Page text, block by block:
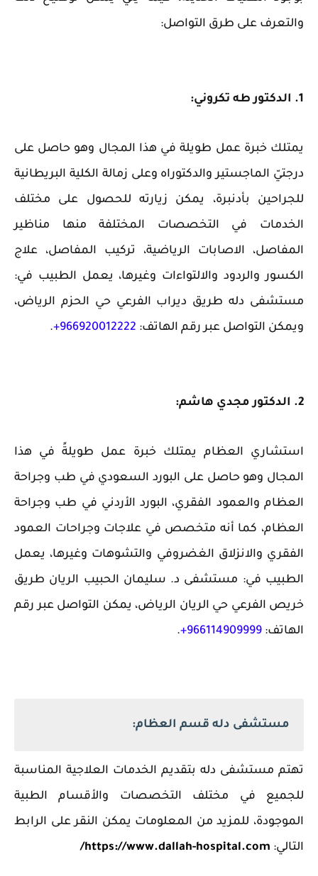
والتعرف على طرق التواصل:
1. الدكتور طه تكروني:
يمتلك خبرة عمل طويلة في هذا المجال وهو حاصل على
درجتيّ الماجستير والدكتوراه وعلى زمالة الكلية البريطانية
للجراحين بأدنبرة، يمكن زيارته للحصول على مختلف
الخدمات في التخصصات المختلفة منها مناظير
المفاصل، الاصابات الرياضية، تركيب المفاصل، علاج
الكسور والردود والالتواءات وغيرها، يعمل الطبيب في:
مستشفى دله طريق ديراب الفرعي حي الحزم الرياض،
ويمكن التواصل عبر رقم الهاتف: 966920012222+
.
2. الدكتور مجدي هاشم:
استشاري العظام يمتلك خبرة عمل طويلةً في هذا
المجال وهو حاصل على البورد السعودي في طب وجراحة
العظام والعمود الفقري، البورد الأردني في طب وجراحة
العظام، كما أنه متخصص في علاجات وجراحات العمود
الفقري والانزلاق الغضروفي والتشوهات وغيرها، يعمل
الطبيب في: مستشفى د. سليمان الحبيب الريان طريق
خريص الفرعي حي الريان الرياض، يمكن التواصل عبر رقم
الهاتف: 966114909999+
.
مستشفى دله قسم العظام:
تهتم مستشفى دله بتقديم الخدمات العلاجية المناسبة
للجميع في مختلف التخصصات والأقسام الطبية
الموجودة، للمزيد من المعلومات يمكن النقر على الرابط
التالي: https://www.dallah-hospital.com/